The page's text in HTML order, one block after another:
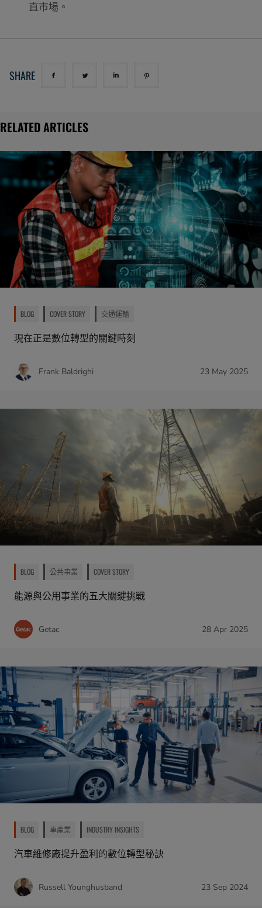
直市場。
SHARE
RELATED ARTICLES
BLOG COVER STORY 交通運輸
現在正是數位轉型的關鍵時刻
Frank Baldrighi 23 May 2025
BLOG 公共事業 COVER STORY
能源與公用事業的五大關鍵挑戰
Getac 28 Apr 2025
BLOG 車產業 INDUSTRY INSIGHTS
汽車維修廠提升盈利的數位轉型秘訣
Russell Younghusband 23 Sep 2024